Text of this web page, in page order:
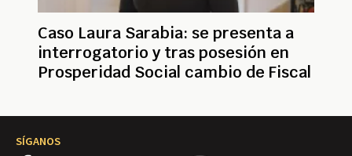
Caso Laura Sarabia: se presenta a
interrogatorio y tras posesión en
Prosperidad Social cambio de Fiscal
SÍGANOS